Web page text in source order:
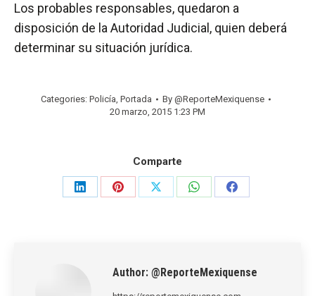
Los probables responsables, quedaron a
disposición de la Autoridad Judicial, quien deberá
determinar su situación jurídica.
Categories: Policía, Portada By @ReporteMexiquense
20 marzo, 2015 1:23 PM
Comparte
Share
Share
Share
Share
Share
Author: @ReporteMexiquense